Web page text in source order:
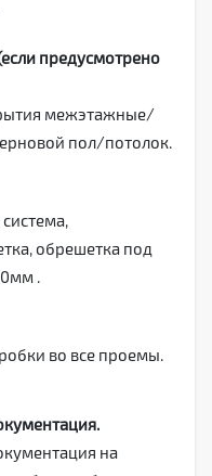
предусмотрено
межэтажные/
пол/потолок.
обрешетка под
.
во все проемы.
на